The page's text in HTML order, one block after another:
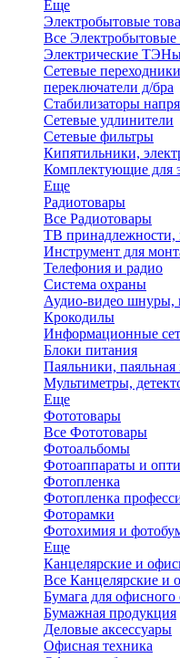
Еще
Электробытовые
Все Электробытовые
Электрические
Сетевые
переключатели д/бра
Стабилизаторы
Сетевые удлинители
Сетевые фильтры
Кипятильники,
Комплектующие для
Еще
Радиотовары
Все Радиотовары
ТВ принадлежности,
Инструмент для
Телефония и радио
Система охраны
Аудио-видео шнуры,
Крокодилы
Информационные
Блоки питания
Паяльники,
Мультиметры,
Еще
Фототовары
Все Фототовары
Фотоальбомы
Фотоаппараты и
Фотопленка
Фотопленка
Фоторамки
Фотохимия и
Еще
Канцелярские и
Все Канцелярские и
Бумага для офисного
Бумажная продукция
Деловые аксессуары
Офисная техника